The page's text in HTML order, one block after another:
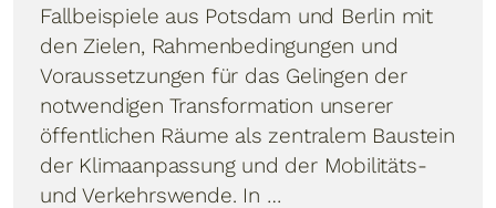
Fallbeispiele aus Potsdam und Berlin mit
den Zielen, Rahmenbedingungen und
Voraussetzungen für das Gelingen der
notwendigen Transformation unserer
öffentlichen Räume als zentralem Baustein
der Klimaanpassung und der Mobilitäts-
und Verkehrswende. In …